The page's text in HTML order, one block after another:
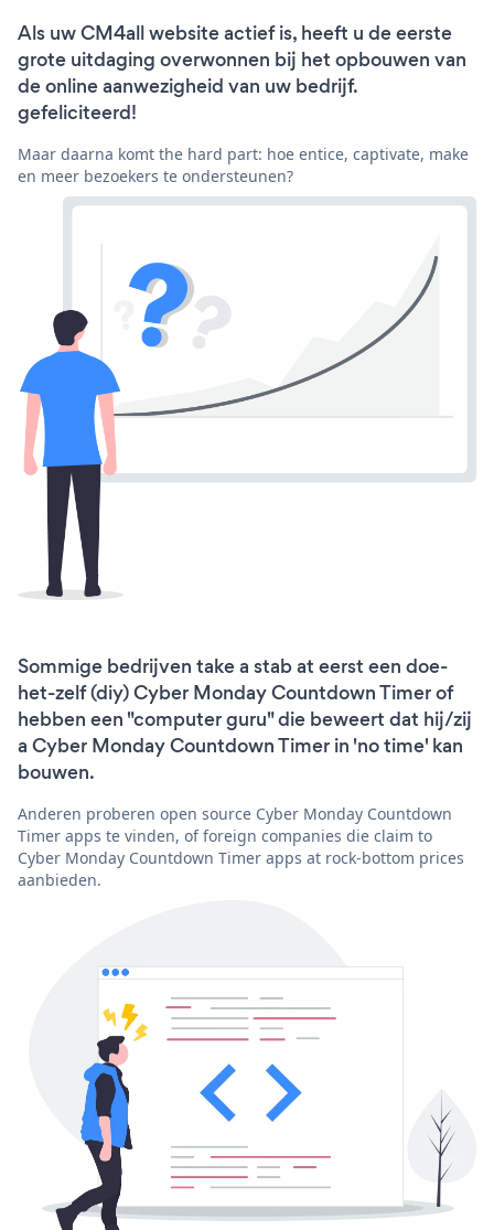
Als uw CM4all website actief is, heeft u de eerste
grote uitdaging overwonnen bij het opbouwen van
de online aanwezigheid van uw bedrijf.
gefeliciteerd!
Maar daarna komt the hard part: hoe entice, captivate, make
en meer bezoekers te ondersteunen?
Sommige bedrijven take a stab at eerst een doe-
het-zelf (diy) Cyber Monday Countdown Timer of
hebben een "computer guru" die beweert dat hij/zij
a Cyber Monday Countdown Timer in 'no time' kan
bouwen.
Anderen proberen open source Cyber Monday Countdown
Timer apps te vinden, of foreign companies die claim to
Cyber Monday Countdown Timer apps at rock-bottom prices
aanbieden.